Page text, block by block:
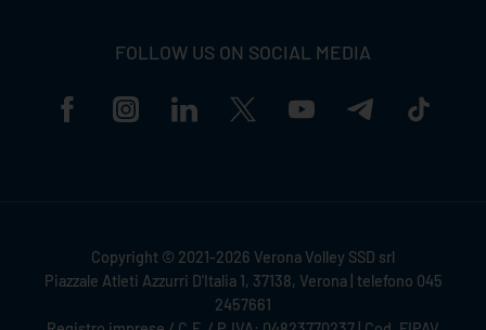
FOLLOW US ON SOCIAL MEDIA
Copyright © 2021-2026 Verona Volley SSD srl
Piazzale Atleti Azzurri D'Italia 1, 37138, Verona | telefono 045
2457661